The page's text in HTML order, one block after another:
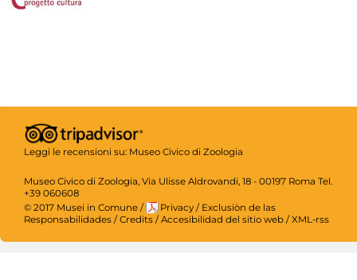
Leggi le recensioni su: Museo Civico di Zoologia
Museo Civico di Zoologia, Via Ulisse Aldrovandi, 18 - 00197 Roma Tel.
+39 060608
© 2017 Musei in Comune / Privacy / Exclusiòn de las
Responsabilidades /Credits /Accesibilidad del sitio web /XML-rss